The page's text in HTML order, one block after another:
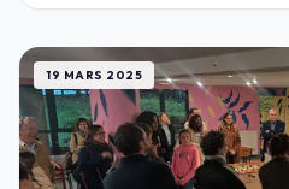
19 MARS 2025